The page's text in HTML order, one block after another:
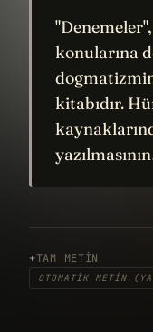
konularına
kitabıdır.
TAM METIN
OTOMATIK METIN